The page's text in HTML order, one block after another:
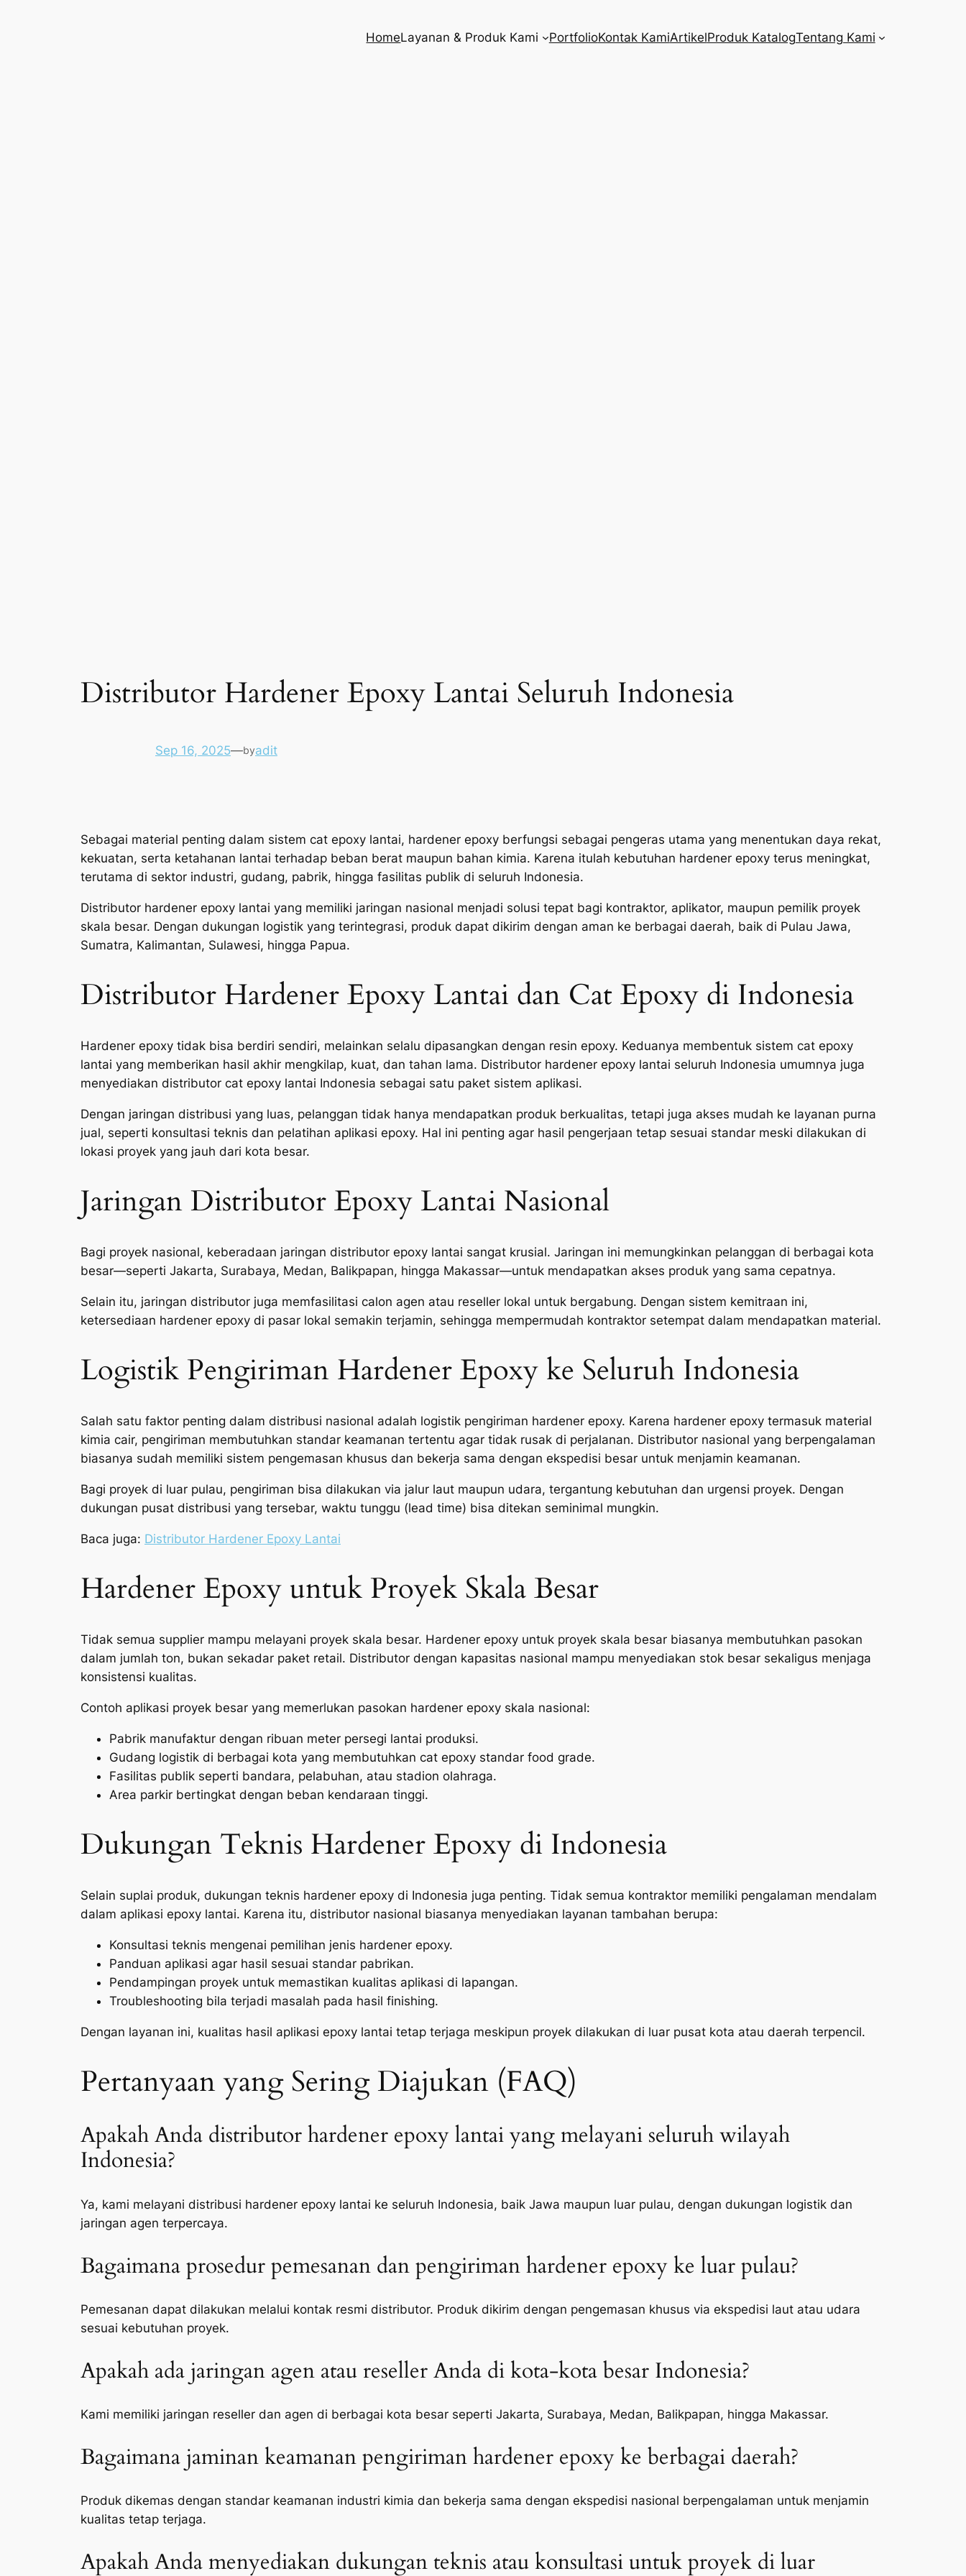
HomeLayanan & Produk Kami PortfolioKontak KamiArtikelProduk KatalogTentang Kami
Distributor Hardener Epoxy Lantai Seluruh Indonesia
Sep 16, 2025—byadit
Sebagai material penting dalam sistem cat epoxy lantai, hardener epoxy berfungsi sebagai pengeras utama yang menentukan daya rekat,
kekuatan, serta ketahanan lantai terhadap beban berat maupun bahan kimia. Karena itulah kebutuhan hardener epoxy terus meningkat,
terutama di sektor industri, gudang, pabrik, hingga fasilitas publik di seluruh Indonesia.
Distributor hardener epoxy lantai yang memiliki jaringan nasional menjadi solusi tepat bagi kontraktor, aplikator, maupun pemilik proyek
skala besar. Dengan dukungan logistik yang terintegrasi, produk dapat dikirim dengan aman ke berbagai daerah, baik di Pulau Jawa,
Sumatra, Kalimantan, Sulawesi, hingga Papua.
Distributor Hardener Epoxy Lantai dan Cat Epoxy di Indonesia
Hardener epoxy tidak bisa berdiri sendiri, melainkan selalu dipasangkan dengan resin epoxy. Keduanya membentuk sistem cat epoxy
lantai yang memberikan hasil akhir mengkilap, kuat, dan tahan lama. Distributor hardener epoxy lantai seluruh Indonesia umumnya juga
menyediakan distributor cat epoxy lantai Indonesia sebagai satu paket sistem aplikasi.
Dengan jaringan distribusi yang luas, pelanggan tidak hanya mendapatkan produk berkualitas, tetapi juga akses mudah ke layanan purna
jual, seperti konsultasi teknis dan pelatihan aplikasi epoxy. Hal ini penting agar hasil pengerjaan tetap sesuai standar meski dilakukan di
lokasi proyek yang jauh dari kota besar.
Jaringan Distributor Epoxy Lantai Nasional
Bagi proyek nasional, keberadaan jaringan distributor epoxy lantai sangat krusial. Jaringan ini memungkinkan pelanggan di berbagai kota
besar—seperti Jakarta, Surabaya, Medan, Balikpapan, hingga Makassar—untuk mendapatkan akses produk yang sama cepatnya.
Selain itu, jaringan distributor juga memfasilitasi calon agen atau reseller lokal untuk bergabung. Dengan sistem kemitraan ini,
ketersediaan hardener epoxy di pasar lokal semakin terjamin, sehingga mempermudah kontraktor setempat dalam mendapatkan material.
Logistik Pengiriman Hardener Epoxy ke Seluruh Indonesia
Salah satu faktor penting dalam distribusi nasional adalah logistik pengiriman hardener epoxy. Karena hardener epoxy termasuk material
kimia cair, pengiriman membutuhkan standar keamanan tertentu agar tidak rusak di perjalanan. Distributor nasional yang berpengalaman
biasanya sudah memiliki sistem pengemasan khusus dan bekerja sama dengan ekspedisi besar untuk menjamin keamanan.
Bagi proyek di luar pulau, pengiriman bisa dilakukan via jalur laut maupun udara, tergantung kebutuhan dan urgensi proyek. Dengan
dukungan pusat distribusi yang tersebar, waktu tunggu (lead time) bisa ditekan seminimal mungkin.
Baca juga: Distributor Hardener Epoxy Lantai
Hardener Epoxy untuk Proyek Skala Besar
Tidak semua supplier mampu melayani proyek skala besar. Hardener epoxy untuk proyek skala besar biasanya membutuhkan pasokan
dalam jumlah ton, bukan sekadar paket retail. Distributor dengan kapasitas nasional mampu menyediakan stok besar sekaligus menjaga
konsistensi kualitas.
Contoh aplikasi proyek besar yang memerlukan pasokan hardener epoxy skala nasional:
Pabrik manufaktur dengan ribuan meter persegi lantai produksi.
Gudang logistik di berbagai kota yang membutuhkan cat epoxy standar food grade.
Fasilitas publik seperti bandara, pelabuhan, atau stadion olahraga.
Area parkir bertingkat dengan beban kendaraan tinggi.
Dukungan Teknis Hardener Epoxy di Indonesia
Selain suplai produk, dukungan teknis hardener epoxy di Indonesia juga penting. Tidak semua kontraktor memiliki pengalaman mendalam
dalam aplikasi epoxy lantai. Karena itu, distributor nasional biasanya menyediakan layanan tambahan berupa:
Konsultasi teknis mengenai pemilihan jenis hardener epoxy.
Panduan aplikasi agar hasil sesuai standar pabrikan.
Pendampingan proyek untuk memastikan kualitas aplikasi di lapangan.
Troubleshooting bila terjadi masalah pada hasil finishing.
Dengan layanan ini, kualitas hasil aplikasi epoxy lantai tetap terjaga meskipun proyek dilakukan di luar pusat kota atau daerah terpencil.
Pertanyaan yang Sering Diajukan (FAQ)
Apakah Anda distributor hardener epoxy lantai yang melayani seluruh wilayah
Indonesia?
Ya, kami melayani distribusi hardener epoxy lantai ke seluruh Indonesia, baik Jawa maupun luar pulau, dengan dukungan logistik dan
jaringan agen terpercaya.
Bagaimana prosedur pemesanan dan pengiriman hardener epoxy ke luar pulau?
Pemesanan dapat dilakukan melalui kontak resmi distributor. Produk dikirim dengan pengemasan khusus via ekspedisi laut atau udara
sesuai kebutuhan proyek.
Apakah ada jaringan agen atau reseller Anda di kota-kota besar Indonesia?
Kami memiliki jaringan reseller dan agen di berbagai kota besar seperti Jakarta, Surabaya, Medan, Balikpapan, hingga Makassar.
Bagaimana jaminan keamanan pengiriman hardener epoxy ke berbagai daerah?
Produk dikemas dengan standar keamanan industri kimia dan bekerja sama dengan ekspedisi nasional berpengalaman untuk menjamin
kualitas tetap terjaga.
Apakah Anda menyediakan dukungan teknis atau konsultasi untuk proyek di luar